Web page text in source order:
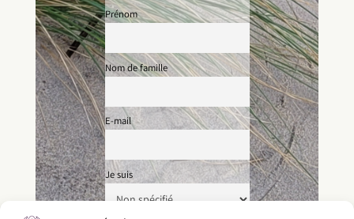
Prénom
Nom de famille
E-mail
Je suis